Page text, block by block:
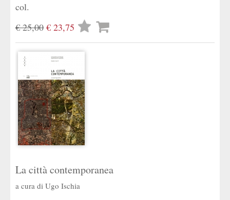
col.
€ 25,00 € 23,75 Lista
desideri
La città contemporanea
a cura di Ugo Ischia